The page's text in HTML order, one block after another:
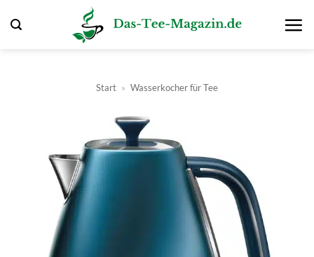
Inhalt
Start » Wasserkocher für Tee